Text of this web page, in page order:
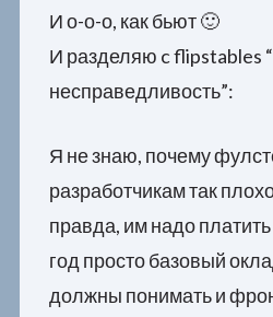
И о-о-о, как бьют 🙂
И разделяю c flipstables
несправедливость”:
Я не знаю, почему
разработчикам так
правда, им надо
год просто базовый
должны понимать и